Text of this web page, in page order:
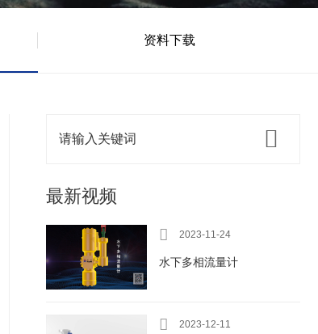
资料下载
最新视频
 2023-11-24
水下多相流量计
 2023-12-11